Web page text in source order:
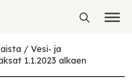
Vesi- ja
1.1.2023 alkaen